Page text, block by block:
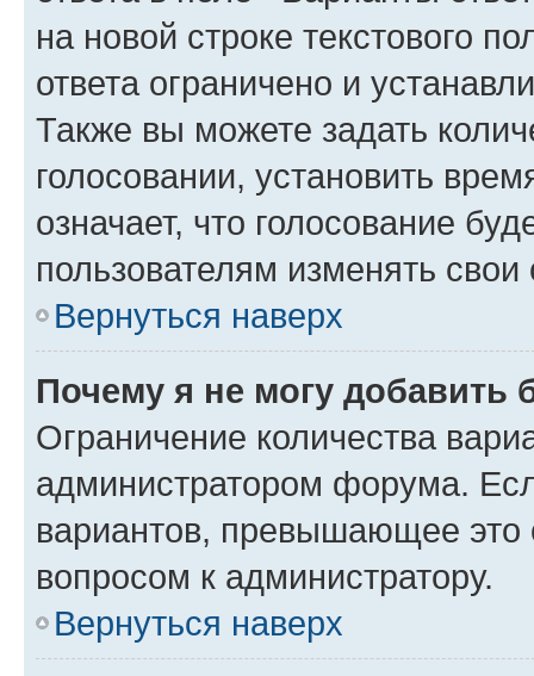
на новой строке текстового
ответа ограничено и
Также вы можете задать
голосовании, установить
означает, что голосование
пользователям изменять свои
Вернуться наверх
Почему я не могу добавить
Ограничение количества
администратором форума.
вариантов, превышающее это
вопросом к администратору.
Вернуться наверх